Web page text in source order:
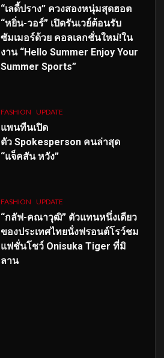
“เลดี้ปราง” ควงสองหนุ่มสุดฮอต
“หยิ่น-วอร์” เปิดรันเวย์ต้อนรับ
ซัมเมอร์ด้วย คอลเลกชั่นใหม่!ใน
งาน “Hello Summer Enjoy Your
Summer Sports”
FASHION UPDATE
แพนทีนเปิด
ตัว Spokesperson คนล่าสุด
“แจ็คสัน หวัง”
FASHION UPDATE
“กลัฟ-คณาวุฒิ” ตัวแทนหนึ่งเดียว
ของประเทศไทยนั่งฟรอนต์โรว์ชม
แฟชั่นโชว์ Onisuka Tiger ที่มิ
ลาน